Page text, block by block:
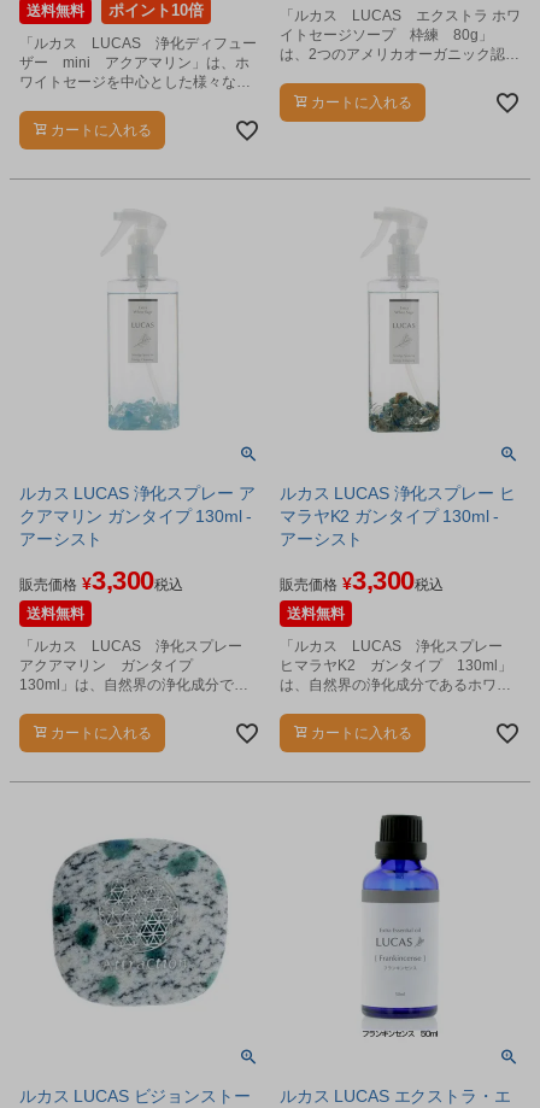
送料無料
ポイント10倍
「ルカス LUCAS 浄化ディフュー
ザー mini アクアマリン」は、ホ
ワイトセージを中心とした様々な植
ルオイルを贅沢に使用した、天然成
分100%のディフューザーです。
カートに入れる
「ルカス LUCAS エクストラ ホワ
イトセージソープ 枠練 80g」
は、2つのアメリカオーガニック認証
ストラ・ホワイトセージから抽出し
た精油、粉末を使用した全身浄化用
カートに入れる
ルカス LUCAS 浄化スプレー ア
クアマリン ガンタイプ 130ml -
アーシスト
販売価格 ¥3,300税込
送料無料
「ルカス LUCAS 浄化スプレー
アクアマリン ガンタイプ
130ml」は、自然界の浄化成分であ
センシャルオイルを配合した、天然
石がキラキラ輝く、浄化・リフレッ
カートに入れる
ルカス LUCAS 浄化スプレー ヒ
マラヤK2 ガンタイプ 130ml -
アーシスト
販売価格 ¥3,300税込
送料無料
「ルカス LUCAS 浄化スプレー
ヒマラヤK2 ガンタイプ 130ml」
は、自然界の浄化成分であるホワイ
ルオイルを配合した、天然石がキラ
キラ輝く、浄化・リフレッシュ用ス
カートに入れる
ルカス LUCAS ビジョンストー ルカス LUCAS エクストラ・エ